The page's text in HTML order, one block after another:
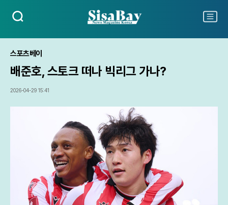
검
주
서
기
스포츠베이
배준호, 스토크 떠나 빅리그 가나?
2026-04-29 15:41